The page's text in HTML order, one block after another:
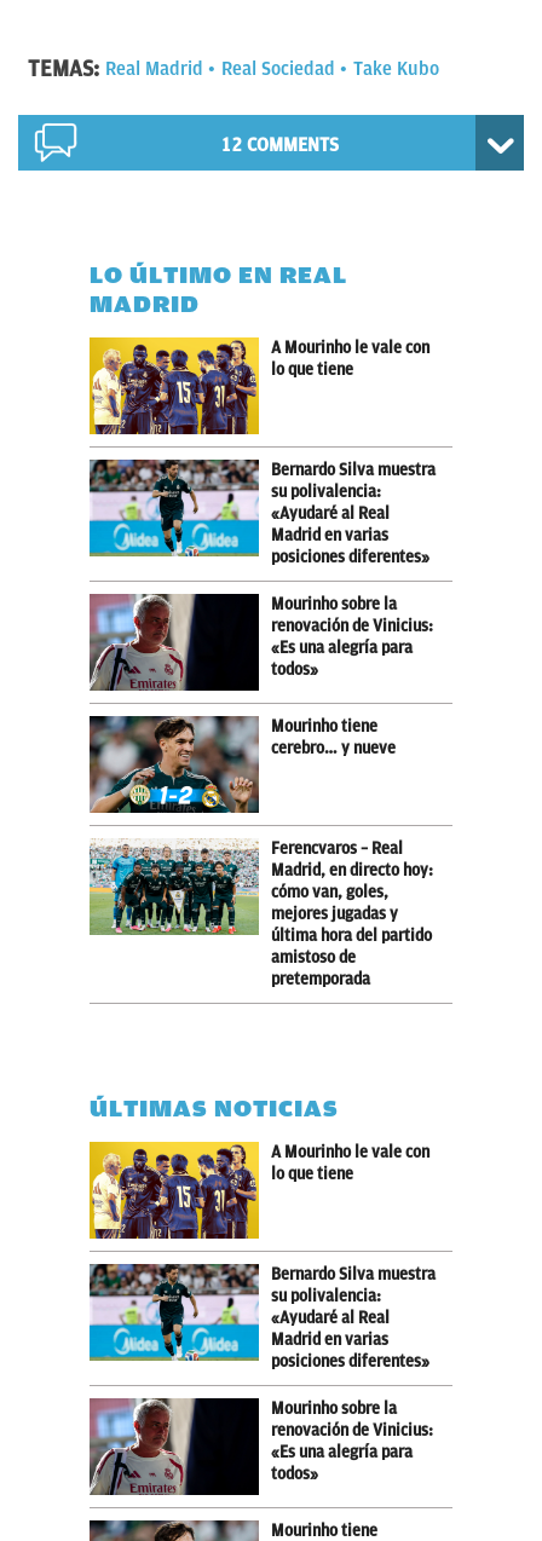
TEMAS: Real Madrid Real Sociedad Take Kubo
12 COMMENTS
LO ÚLTIMO EN REAL
MADRID
A Mourinho le vale con
lo que tiene
Bernardo Silva muestra
su polivalencia:
«Ayudaré al Real
Madrid en varias
posiciones diferentes»
Mourinho sobre la
renovación de Vinicius:
«Es una alegría para
todos»
Mourinho tiene
cerebro… y nueve
Ferencvaros – Real
Madrid, en directo hoy:
cómo van, goles,
mejores jugadas y
última hora del partido
amistoso de
pretemporada
ÚLTIMAS NOTICIAS
A Mourinho le vale con
lo que tiene
Bernardo Silva muestra
su polivalencia:
«Ayudaré al Real
Madrid en varias
posiciones diferentes»
Mourinho sobre la
renovación de Vinicius:
«Es una alegría para
todos»
Mourinho tiene